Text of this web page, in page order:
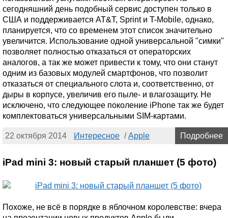
сегодняшний день подобный сервис доступен только в
США и поддерживается AT&T, Sprint и T-Mobile, однако,
планируется, что со временем этот список значительно
увеличится. Использование одной универсальной "симки"
позволяет полностью отказаться от операторских
аналогов, а так же может привести к тому, что они станут
одним из базовых модулей смартфонов, что позволит
отказаться от специального слота и, соответственно, от
дыры в корпусе, увеличив его пыле- и влагозащиту. Не
исключено, что следующее поколение iPhone так же будет
комплектоваться универсальными SIM-картами.
22 октября 2014 Интересное /Apple Подробнее
iPad mini 3: новый старый планшет (5 фото)
Похоже, не всё в порядке в яблочном королевстве: вчера